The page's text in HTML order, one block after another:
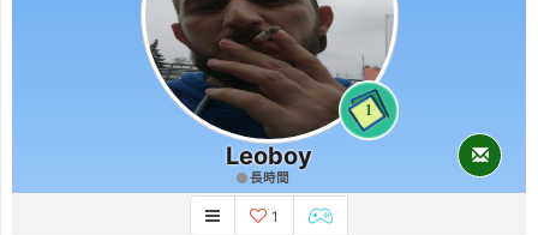
1
Leoboy
長時間
1